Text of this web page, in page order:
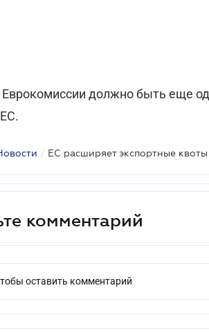
должно быть еще
/ ЕС расширяет экспортные квоты
комментарий
оставить комментарий